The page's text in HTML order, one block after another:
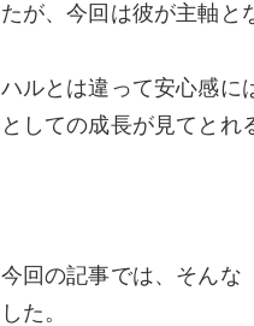
たが、今回は彼が主軸と
ハルとは違って安心感に
としての成長が見てとれ
今回の記事では、そんな
した。